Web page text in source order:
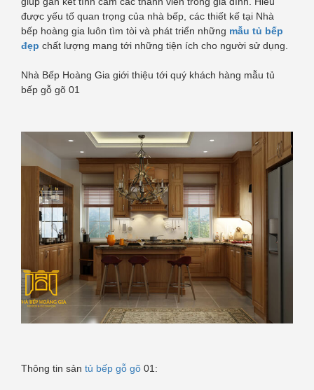
được yếu tố quan trọng của nhà bếp, các thiết kế tại Nhà
bếp hoàng gia luôn tìm tòi và phát triển những mẫu tủ bếp
đẹp chất lượng mang tới những tiện ích cho người sử dụng.
Nhà Bếp Hoàng Gia giới thiệu tới quý khách hàng mẫu tủ
bếp gỗ gõ 01
Thông tin sản tủ bếp gỗ gõ 01: